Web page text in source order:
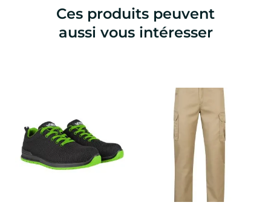
Ces produits peuvent
aussi vous intéresser
plusieurs
variations.